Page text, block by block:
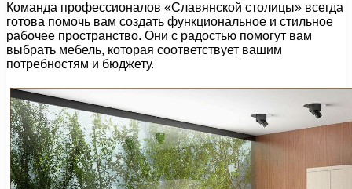
Команда профессионалов «Славянской столицы» всегда
готова помочь вам создать функциональное и стильное
рабочее пространство. Они с радостью помогут вам
выбрать мебель, которая соответствует вашим
потребностям и бюджету.